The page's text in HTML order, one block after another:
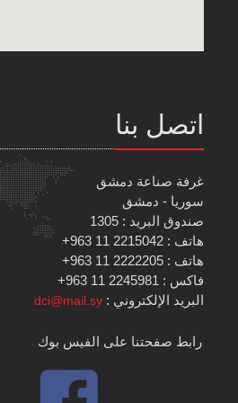
اتصل بنا
غرفة صناعة دمشق
سوريا - دمشق
صندوق البريد : 1305
هاتف : 2215042 11 963+
هاتف : 2222205 11 963+
فاكس : 2245981 11 963+
البريد الإلكتروني :dci@mail.sy
رابط صفحتنا على الفيس بوك